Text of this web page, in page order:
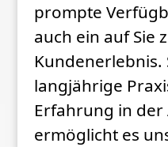
prompte
auch ein auf Sie
Kundenerlebnis.
langjährige
Erfahrung in
ermöglicht es